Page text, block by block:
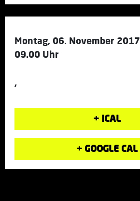
Montag, 06. November 2017
09.00 Uhr
,
+ ICAL
+ GOOGLE CAL